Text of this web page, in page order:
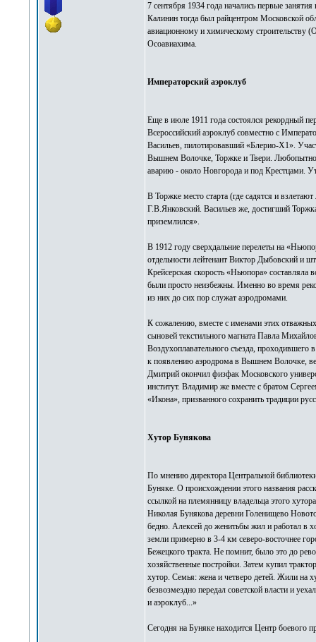
7 сентября 1934 года начались первые
Калинин тогда был райцентром Московской
авиационному и химическому строительству
Осоавиахима.
Императорский аэроклуб
Еще в июле 1911 года состоялся рекордный
Всероссийский аэроклуб совместно с
Васильев, пилотировавший «Блерио-Х1».
Вышнем Волочке, Торжке и Твери. Любопытно,
аварию - около Новгорода и под Крестцами.
В Торжке место старта (где садятся и
Г.В.Янковский. Васильев же, достигший
приземлился».
В 1912 году сверхдальние перелеты на
отдельности лейтенант Виктор Дыбовский и
Крейсерская скорость «Ньюпора» составляла
были просто неизбежны. Именно во время
из них до сих пор служат аэродромами.
К сожалению, вместе с именами этих
сыновей текстильного магната Павла
Воздухоплавательного съезда,
к появлению аэродрома в Вышнем Волочке,
Дмитрий окончил физфак Московского
институт. Владимир же вместе с братом
«Икона», призванного сохранить традиции
Хутор Бунякова
По мнению директора Центральной
Буняке. О происхождении этого названия
ссылкой на племянницу владельца этого
Николая Бунякова деревни Голенищево
бедно. Алексей до женитьбы жил и работал в
земли примерно в 3-4 км северо-восточнее
Бежецкого тракта. Не помнит, было это до
хозяйственные постройки. Затем купил
хутор. Семья: жена и четверо детей. Жили на
безвозмездно передал советской власти и
и аэроклуб...»
Сегодня на Буняке находится Центр боевого